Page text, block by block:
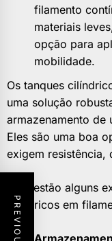
filamento
materiais
opção para
mobilidade.
Os tanques
uma solução
armazenamento de
Eles são uma boa
exigem resistência,
Aqui estão alguns
cilíndricos em